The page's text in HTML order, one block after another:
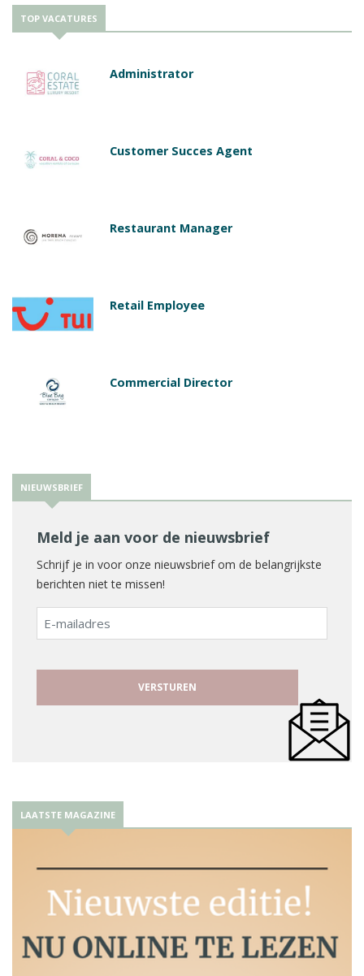
TOP VACATURES
Administrator
Customer Succes Agent
Restaurant Manager
Retail Employee
Commercial Director
NIEUWSBRIEF
Meld je aan voor de nieuwsbrief
Schrijf je in voor onze nieuwsbrief om de belangrijkste
berichten niet te missen!
E-
mailadres
LAATSTE MAGAZINE